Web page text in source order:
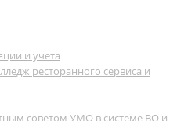
и учета
ресторанного сервиса и
советом УМО в системе ВО и